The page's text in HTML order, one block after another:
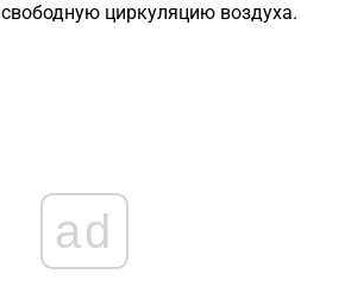
циркуляцию воздуха.
ad